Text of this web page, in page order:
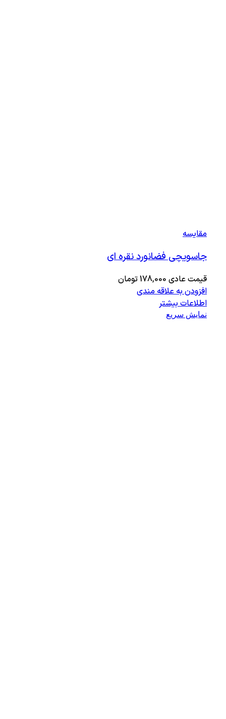
مقايسه
جاسویچی فضانورد نقره ای
قیمت عادی 178,000تومان
افزودن به علاقه مندی
اطلاعات بیشتر
نمایش سریع